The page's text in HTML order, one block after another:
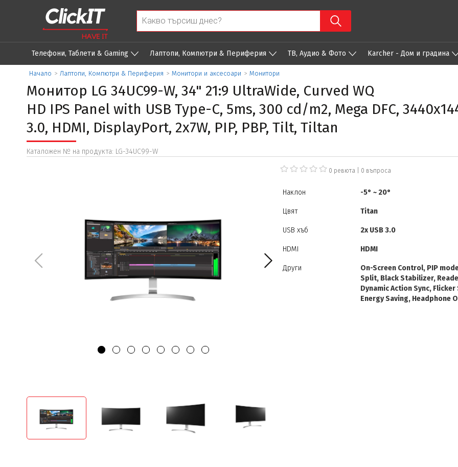
Телефони, Таблети & Gaming Лаптопи, Компютри & Периферия ТВ, Аудио & Фото Karcher - Дом и градина
Начало > Лаптопи, Компютри & Периферия > Монитори и аксесоари > Монитори
Монитор LG 34UC99-W, 34" 21:9 UltraWide, Curved WQ
HD IPS Panel with USB Type-C, 5ms, 300 cd/m2, Mega DFC,
3.0, HDMI, DisplayPort, 2x7W, PIP, PBP, Tilt, Tiltan
Каталожен № на продукта: LG-34UC99-W
0 ревюта 0 въпроса
Наклон -5° ~ 20°
Цвят Titan
USB хъб 2x USB 3.0
HDMI HDMI
Други
On-Screen Control, PIP
Split, Black Stabilizer,
Dynamic Action Sync,
Energy Saving, Headphone